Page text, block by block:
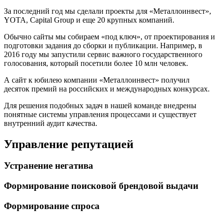
За последний год мы сделали проекты для «Металлоинвест»,
YOTA, Capital Group и еще 20 крупных компаний.
Обычно сайты мы собираем «под ключ», от проектирования и
подготовки задания до сборки и публикации. Например, в
2016 году мы запустили сервис важного государственного
голосования, который посетили более 10 млн человек.
А сайт к юбилею компании «Металлоинвест» получил
десяток премий на российских и международных конкурсах.
Для решения подобных задач в нашей команде внедрены
понятные системы управления процессами и существует
внутренний аудит качества.
Управление репутацией
Устранение негатива
Формирование поисковой брендовой выдачи
Формирование спроса